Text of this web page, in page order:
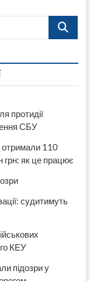
Поиск…
протидії
СБУ
110
грн: як це працює
судитимуть
КЕУ
підозри у